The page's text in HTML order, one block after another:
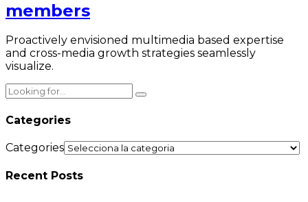
members
Proactively envisioned multimedia based expertise
and cross-media growth strategies seamlessly
visualize.
Categories
Categories
Recent Posts